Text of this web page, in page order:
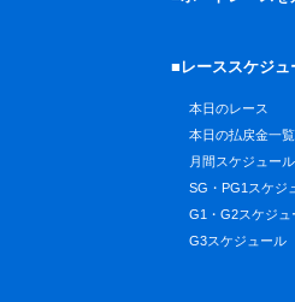
■レーススケジュ
本日のレース
本日の払戻金一覧
月間スケジュール
SG・PG1スケジ
G1・G2スケジュ
G3スケジュール